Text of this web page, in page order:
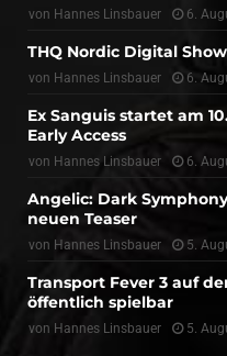
von Hannes Linsbauer 6.
THQ Nordic Digital
von Hannes Linsbauer 6.
Ex Sanguis startet am
Early Access
von Hannes Linsbauer 6.
Angelic: Dark
neuen Teaser
von Hannes Linsbauer 5.
Transport Fever 3 auf
öffentlich spielbar
von Hannes Linsbauer 5.